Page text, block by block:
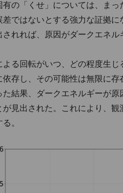
有の「くせ」については、ま
差ではないとする強力な証拠
されれば、原因がダークエネル
よる回転がいつ、どの程度生
依存し、その可能性は無限に
た結果、ダークエネルギーが
が見出された。これにより、
。